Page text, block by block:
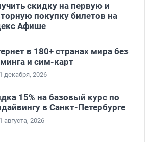
скидку на первую и
покупку билетов на
Афише
в 180+ странах мира без
и сим-карт
декабря, 2026
15% на базовый курс по
в Санкт-Петербурге
августа, 2026